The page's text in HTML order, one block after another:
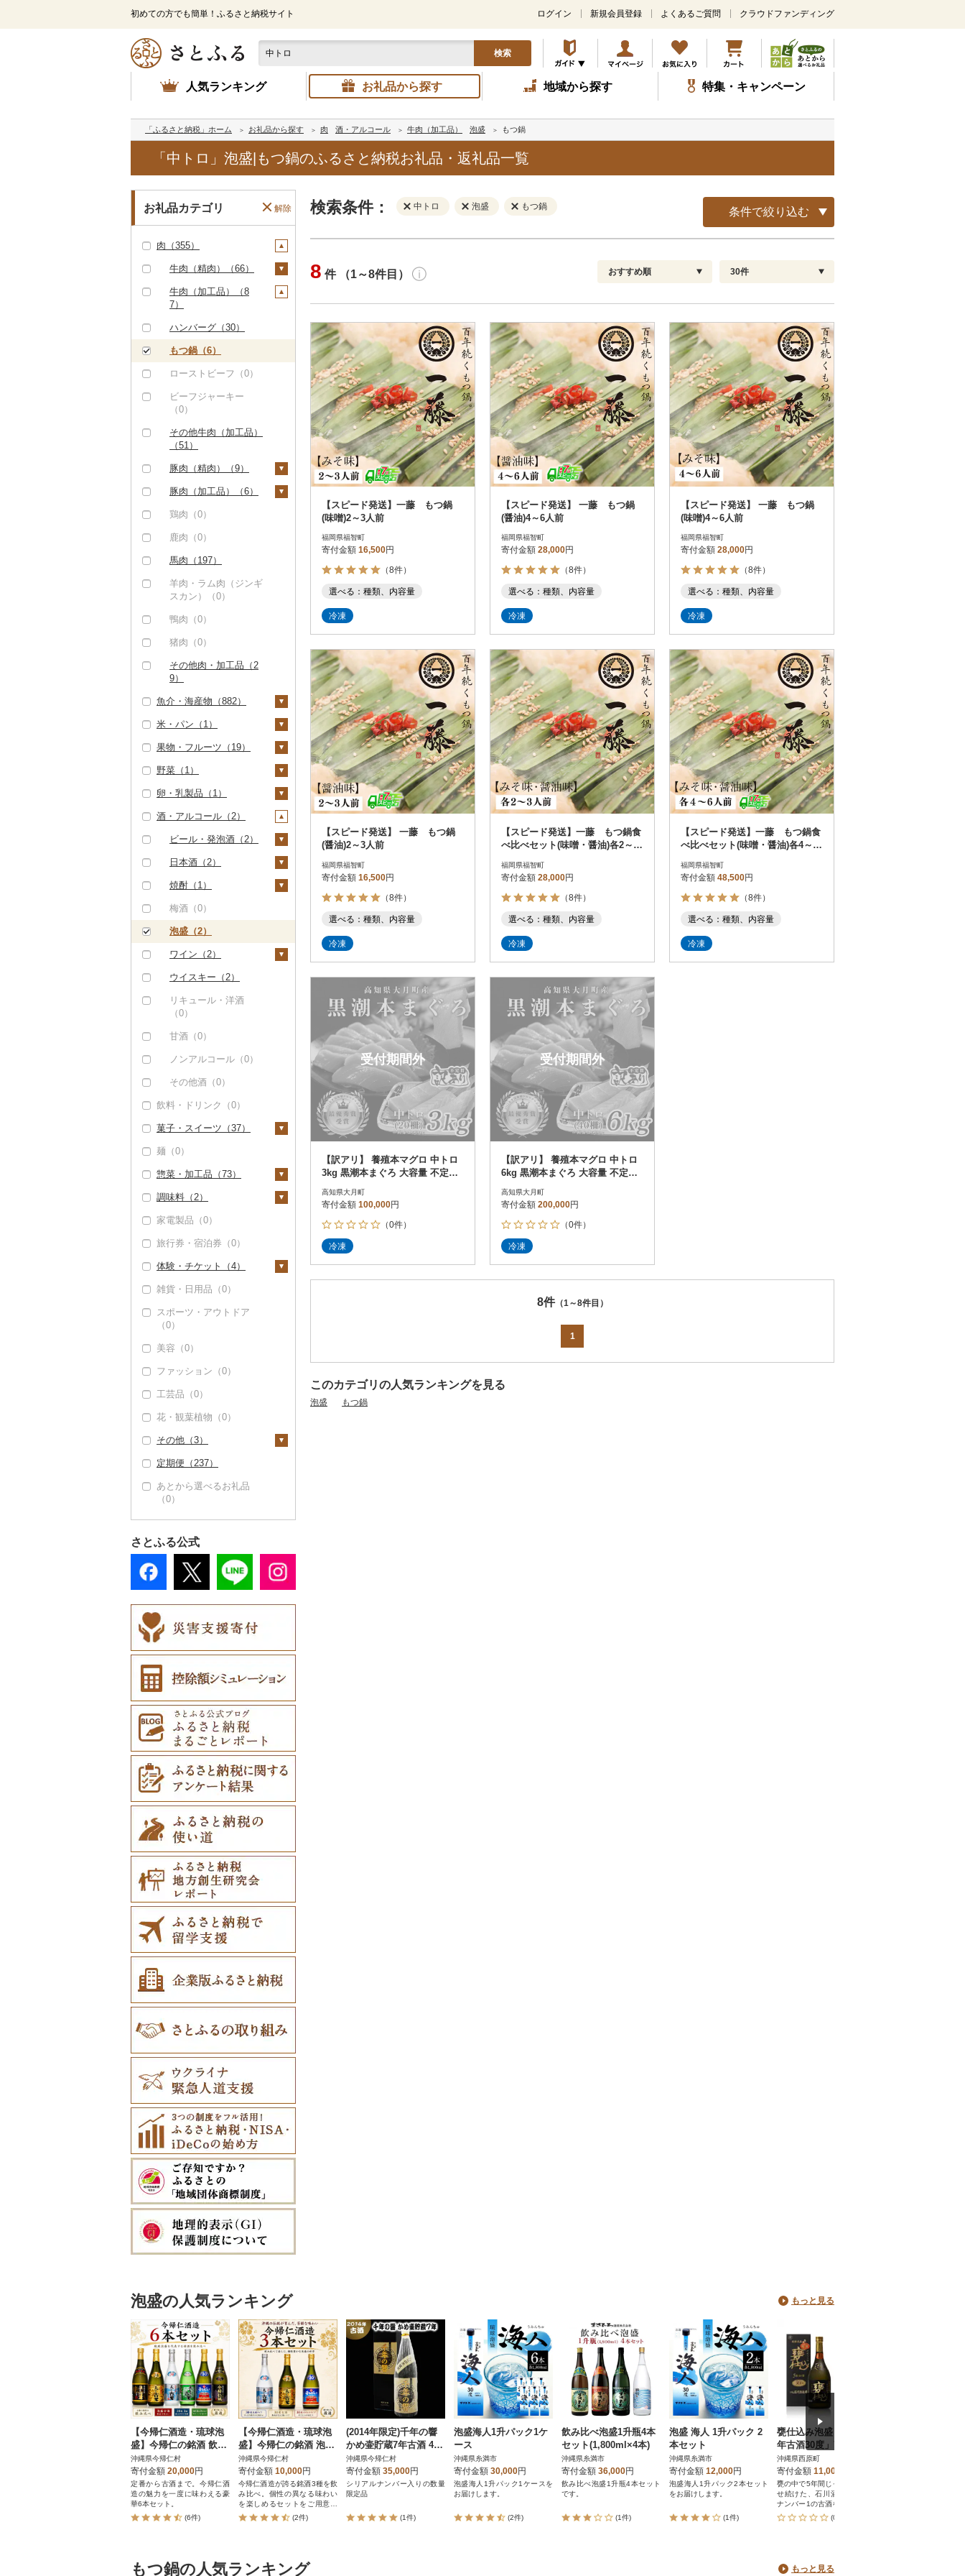
初めての方でも簡単！ふるさと納税サイト
メ
ン
コ
ン
テ
ツ
ッ
ログイン 新規会員登録 よくあるご質問 クラウドファンディング
検索
人気ランキング お礼品から探す 地域から探す 特集・キャンペーン
「ふるさと納税」ホーム お礼品から探す 肉 酒・アルコール 牛肉（加工品） 泡盛 もつ鍋
「中トロ」泡盛|もつ鍋のふるさと納税お礼品・返礼品一覧
お礼品カテゴリ 解除
肉（355）
牛肉（精肉）（66）
ステーキ（3）
しゃぶしゃぶ（2）
焼肉（40）
和牛（1）
黒毛和牛（6）
白老牛（0）
仙台牛（0）
米沢牛（0）
山形牛（0）
常陸牛（0）
上州牛（0）
飛騨牛（0）
近江牛（0）
神戸牛・神戸ビーフ
（0）
但馬牛（0）
土佐あかうし（0）
佐賀牛（0）
長崎和牛（0）
あか牛（1）
宮崎牛（0）
その他牛肉（精肉）
（54）
牛肉（加工品）（8
7）
ハンバーグ（30）
もつ鍋（6）
ローストビーフ（0）
ビーフジャーキー
（0）
その他牛肉（加工品）
（51）
豚肉（精肉）（9）
ステーキ（0）
すき焼き（0）
しゃぶしゃぶ（2）
焼肉（0）
アグー豚（0）
（7）
豚肉（加工品）（6）
ハンバーグ（6）
もつ鍋（0）
ハム（0）
ソーセージ・ウインナ
ー（0）
ベーコン・サラミ
（0）
鶏肉（0）
鹿肉（0）
馬肉（197）
羊肉・ラム肉（ジンギ
スカン）（0）
鴨肉（0）
猪肉（0）
その他肉・加工品（2
9）
魚介・海産物（882）
カニ（0）
エビ（4）
甘エビ（1）
ボタンエビ（0）
伊勢海老（2）
その他エビ（1）
いくら（5）
うに（5）
明太子・たらこ（0）
その他魚卵（0）
貝（2）
帆立（ホタテ）（1）
鮑（アワビ）（0）
牡蠣（カキ）（0）
あさり（0）
しじみ（0）
サザエ（0）
うなぎ（0）
鮮魚（838）
鮭・サーモン（2）
マグロ（833）
イワシ（0）
カツオ（11）
イカ・タコ（0）
海苔・海藻（12）
海苔（11）
わかめ（0）
（0）
干物（35）
ししゃも（0）
その他魚介・加工品
（84）
しらす・ちりめん
（3）
その他魚介・加工品
（68）
米・パン（1）
米（0）
雑穀（0）
餅（0）
その他穀物加工品
果物・フルーツ（19）
ぶどう・マスカット
梨（0）
マンゴー（2）
レモン（0）
不知火・デコポン
キウイ（0）
柿（カキ）（0）
ドライフルーツ（1）
干し柿（1）
干し芋（0）
その他ドライフルーツ
その他果物（2）
びわ（0）
ブルーベリー（0）
パイナップル（0）
栗（0）
その他果物（2）
野菜（1）
いも（0）
トマト（0）
玉ねぎ（0）
ねぎ（0）
とうもろこし（0）
根菜（0）
アスパラガス（1）
豆（0）
きのこ（0）
その他野菜（0）
卵・乳製品（1）
卵（0）
チーズ（1）
ヨーグルト（0）
牛乳（0）
バター（0）
その他乳製品（0）
酒・アルコール（2）
ビール・発泡酒（2）
ビール（2）
発泡酒（2）
地ビール・クラフトビ
ール（0）
日本酒（2）
純米大吟醸（0）
純米吟醸（0）
大吟醸（0）
吟醸（0）
その他日本酒（0）
焼酎（1）
芋焼酎（0）
麦焼酎（0）
米焼酎（0）
黒糖焼酎（0）
その他焼酎（0）
梅酒（0）
泡盛（2）
ワイン（2）
白ワイン（0）
赤ワイン（0）
リングワイン（0）
その他ワイン（0）
ウイスキー（2）
リキュール・洋酒
（0）
甘酒（0）
ノンアルコール（0）
その他酒（0）
飲料・ドリンク（0）
菓子・スイーツ（37）
ケーキ（4）
クッキー（7）
焼き菓子（16）
プリン（0）
ゼリー（0）
チョコレート（2）
カステラ（0）
アイス・ジェラート
（0）
その他洋菓子（14）
煎餅・おかき（0）
羊羹（0）
饅頭（0）
大福（0）
その他和菓子（1）
麺（0）
惣菜・加工品（73）
惣菜（53）
餃子（0）
シュウマイ（1）
コロッケ（0）
その他惣菜（47）
カレー・シチュー
その他鍋（0）
スープ（0）
豆腐・納豆（1）
豆腐（1）
納豆（0）
漬物（0）
缶詰・瓶詰（0）
乾物（0）
燻製（スモーク）
その他加工品（23）
調味料（2）
砂糖（0）
塩（0）
醤油（2）
味噌（0）
酢（0）
家電製品（0）
旅行券・宿泊券（0）
体験・チケット（4）
PayPay商品券（0）
食事券（4）
用券（0）
水族館（0）
動物園（0）
釣り（0）
ダイビング（0）
スキーチケット・リフ
ゴルフプレー券（0）
花火大会チケット
（0）
カタログギフト（0）
その他体験・チケット
雑貨・日用品（0）
スポーツ・アウトドア
（0）
美容（0）
ファッション（0）
工芸品（0）
花・観葉植物（0）
その他（3）
地域サービス（0）
その他（3）
定期便（237）
あとから選べるお礼品
（0）
さとふる公式
検索条件： 中トロ 泡盛 もつ鍋 条件で絞り込む
円
決済方法
PayPay
クレジットカード決済
Amazon Pay
楽天ペイ
メルペイ
コンビニ支払い
ソフトバンクまとめて支払い
d払い
金融機関(Pay-easy決済)
解除
発送種別 解除
通常
冷蔵便
冷凍便
配送指定 解除
お届け日時指定可
お届け時間帯指定可
発送される月指定可
その他 解除
さとふる限定のお礼品
定期便
さとふるアプリdeワンストップ申請
対象
結果を見る（
8 件 （1～8件目） おすすめ順
新着順
レビュー件数順
レビュー評価順
寄付金額が高い順
寄付金額が低い順
30件
60
90
120
【スピード発送】一藤 もつ鍋
(味噌)2～3人前
福岡県福智町
寄付金額 16,500円
（8件）
選べる：種類、内容量
冷凍
【スピード発送】 一藤 もつ鍋
(醤油)4～6人前
福岡県福智町
寄付金額 28,000円
（8件）
選べる：種類、内容量
冷凍
【スピード発送】 一藤 もつ鍋
(味噌)4～6人前
福岡県福智町
寄付金額 28,000円
（8件）
選べる：種類、内容量
冷凍
【スピード発送】 一藤 もつ鍋
(醤油)2～3人前
福岡県福智町
寄付金額 16,500円
（8件）
選べる：種類、内容量
冷凍
【スピード発送】一藤 もつ鍋食
べ比べセット(味噌・醤油)各2～3
福岡県福智町
寄付金額 28,000円
（8件）
選べる：種類、内容量
冷凍
【スピード発送】一藤 もつ鍋食
べ比べセット(味噌・醤油)各4～6
福岡県福智町
寄付金額 48,500円
（8件）
選べる：種類、内容量
冷凍
受付期間外
【訳アリ】 養殖本マグロ 中トロ
3kg 黒潮本まぐろ 大容量 不定貫
高知県大月町
寄付金額 100,000円
（0件）
冷凍
受付期間外
【訳アリ】 養殖本マグロ 中トロ
6kg 黒潮本まぐろ 大容量 不定貫
高知県大月町
寄付金額 200,000円
（0件）
冷凍
8件（1～8件目）
1
このカテゴリの人気ランキングを見る
泡盛 もつ鍋
泡盛の人気ランキング もっと見る
【今帰仁酒造・琉球泡
盛】今帰仁の銘酒 飲み
比べ 720ml×6本セット
沖縄県今帰仁村
寄付金額 20,000円
定番から古酒まで。今帰仁酒
造の魅力を一度に味わえる豪
華6本セット。
(6件)
【今帰仁酒造・琉球泡
盛】今帰仁の銘酒 泡盛
3種飲み比べセット(ま
るだい・美しき古里・
淡麗)
沖縄県今帰仁村
寄付金額 10,000円
今帰仁酒造が誇る銘酒3種を飲
み比べ。個性の異なる味わい
を楽しめるセットをご用意し
ました。
(2件)
(2014年限定)千年の響
かめ壷貯蔵7年古酒 43
度 1800ml
沖縄県今帰仁村
寄付金額 35,000円
シリアルナンバー入りの数量
限定品
(1件)
泡盛海人1升パック1ケ
ース
沖縄県糸満市
寄付金額 30,000円
泡盛海人1升パック1ケースを
お届けします。
(2件)
飲み比べ泡盛1升瓶4本
セット(1,800ml×4本)
沖縄県糸満市
寄付金額 36,000円
飲み比べ泡盛1升瓶4本セット
です。
(1件)
泡盛 海人 1升パック 2
本セット
沖縄県糸満市
寄付金額 12,000円
泡盛海人1升パック2本セット
をお届けします。
(1件)
甕仕込み泡盛「甕仕込5
年古酒30度」720ml×1
本
沖縄県西原町
寄付金額 11,000
甕の中で5年間じっくり熟成さ
せ続けた、石川酒造場で人気
ナンバー1の古酒をお届けしま
す。
(0件)
もつ鍋の人気ランキング もっと見る